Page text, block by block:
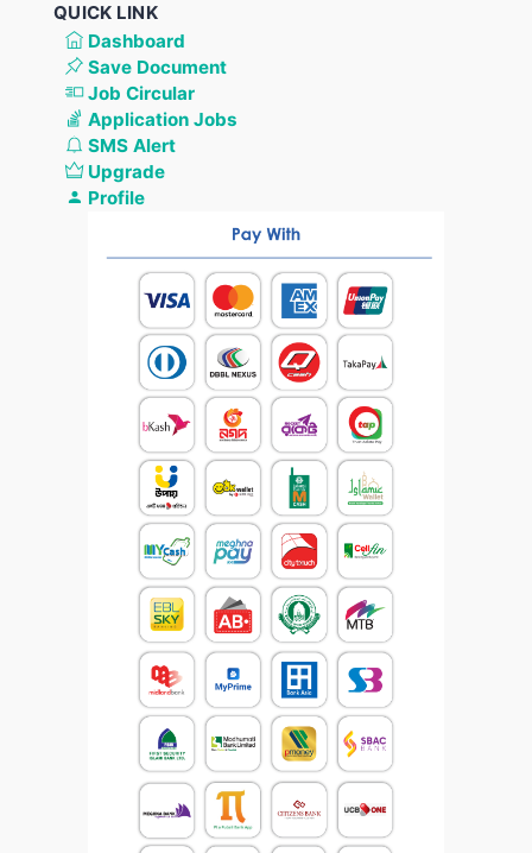
QUICK LINK
Dashboard
Save Document
Job Circular
Application Jobs
SMS Alert
Upgrade
Profile